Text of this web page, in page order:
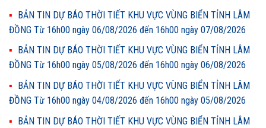
BẢN TIN DỰ BÁO THỜI TIẾT KHU VỰC VÙNG BIỂN TỈNH LÂM
ĐỒNG Từ 16h00 ngày 06/08/2026 đến 16h00 ngày 07/08/2026
BẢN TIN DỰ BÁO THỜI TIẾT KHU VỰC VÙNG BIỂN TỈNH LÂM
ĐỒNG Từ 16h00 ngày 05/08/2026 đến 16h00 ngày 06/08/2026
BẢN TIN DỰ BÁO THỜI TIẾT KHU VỰC VÙNG BIỂN TỈNH LÂM
ĐỒNG Từ 16h00 ngày 04/08/2026 đến 16h00 ngày 05/08/2026
BẢN TIN DỰ BÁO THỜI TIẾT KHU VỰC VÙNG BIỂN TỈNH LÂM